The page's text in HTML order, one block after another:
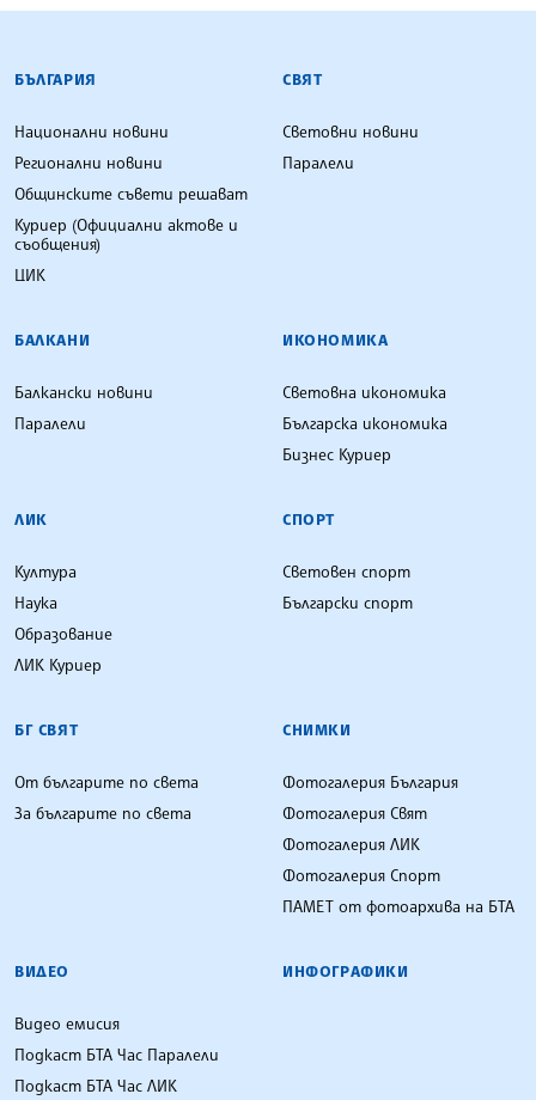
БЪЛГАРСКА ТЕЛЕГРАФНА АГЕНЦИЯ
БЪЛГАРИЯ
Национални новини
Регионални новини
Общинските съвети решават
Куриер (Официални актове и
съобщения)
ЦИК
СВЯТ
Световни новини
Паралели
БАЛКАНИ
Балкански новини
Паралели
ИКОНОМИКА
Световна икономика
Българска икономика
Бизнес Куриер
ЛИК
Култура
Наука
Образование
ЛИК Куриер
СПОРТ
Световен спорт
Български спорт
БГ СВЯТ
От българите по света
За българите по света
СНИМКИ
Фотогалерия България
Фотогалерия Свят
Фотогалерия ЛИК
Фотогалерия Спорт
ПАМЕТ от фотоархива на БТА
ВИДЕО
Видео емисия
Подкаст БТА Час Паралели
Подкаст БТА Час ЛИК
ИНФОГРАФИКИ